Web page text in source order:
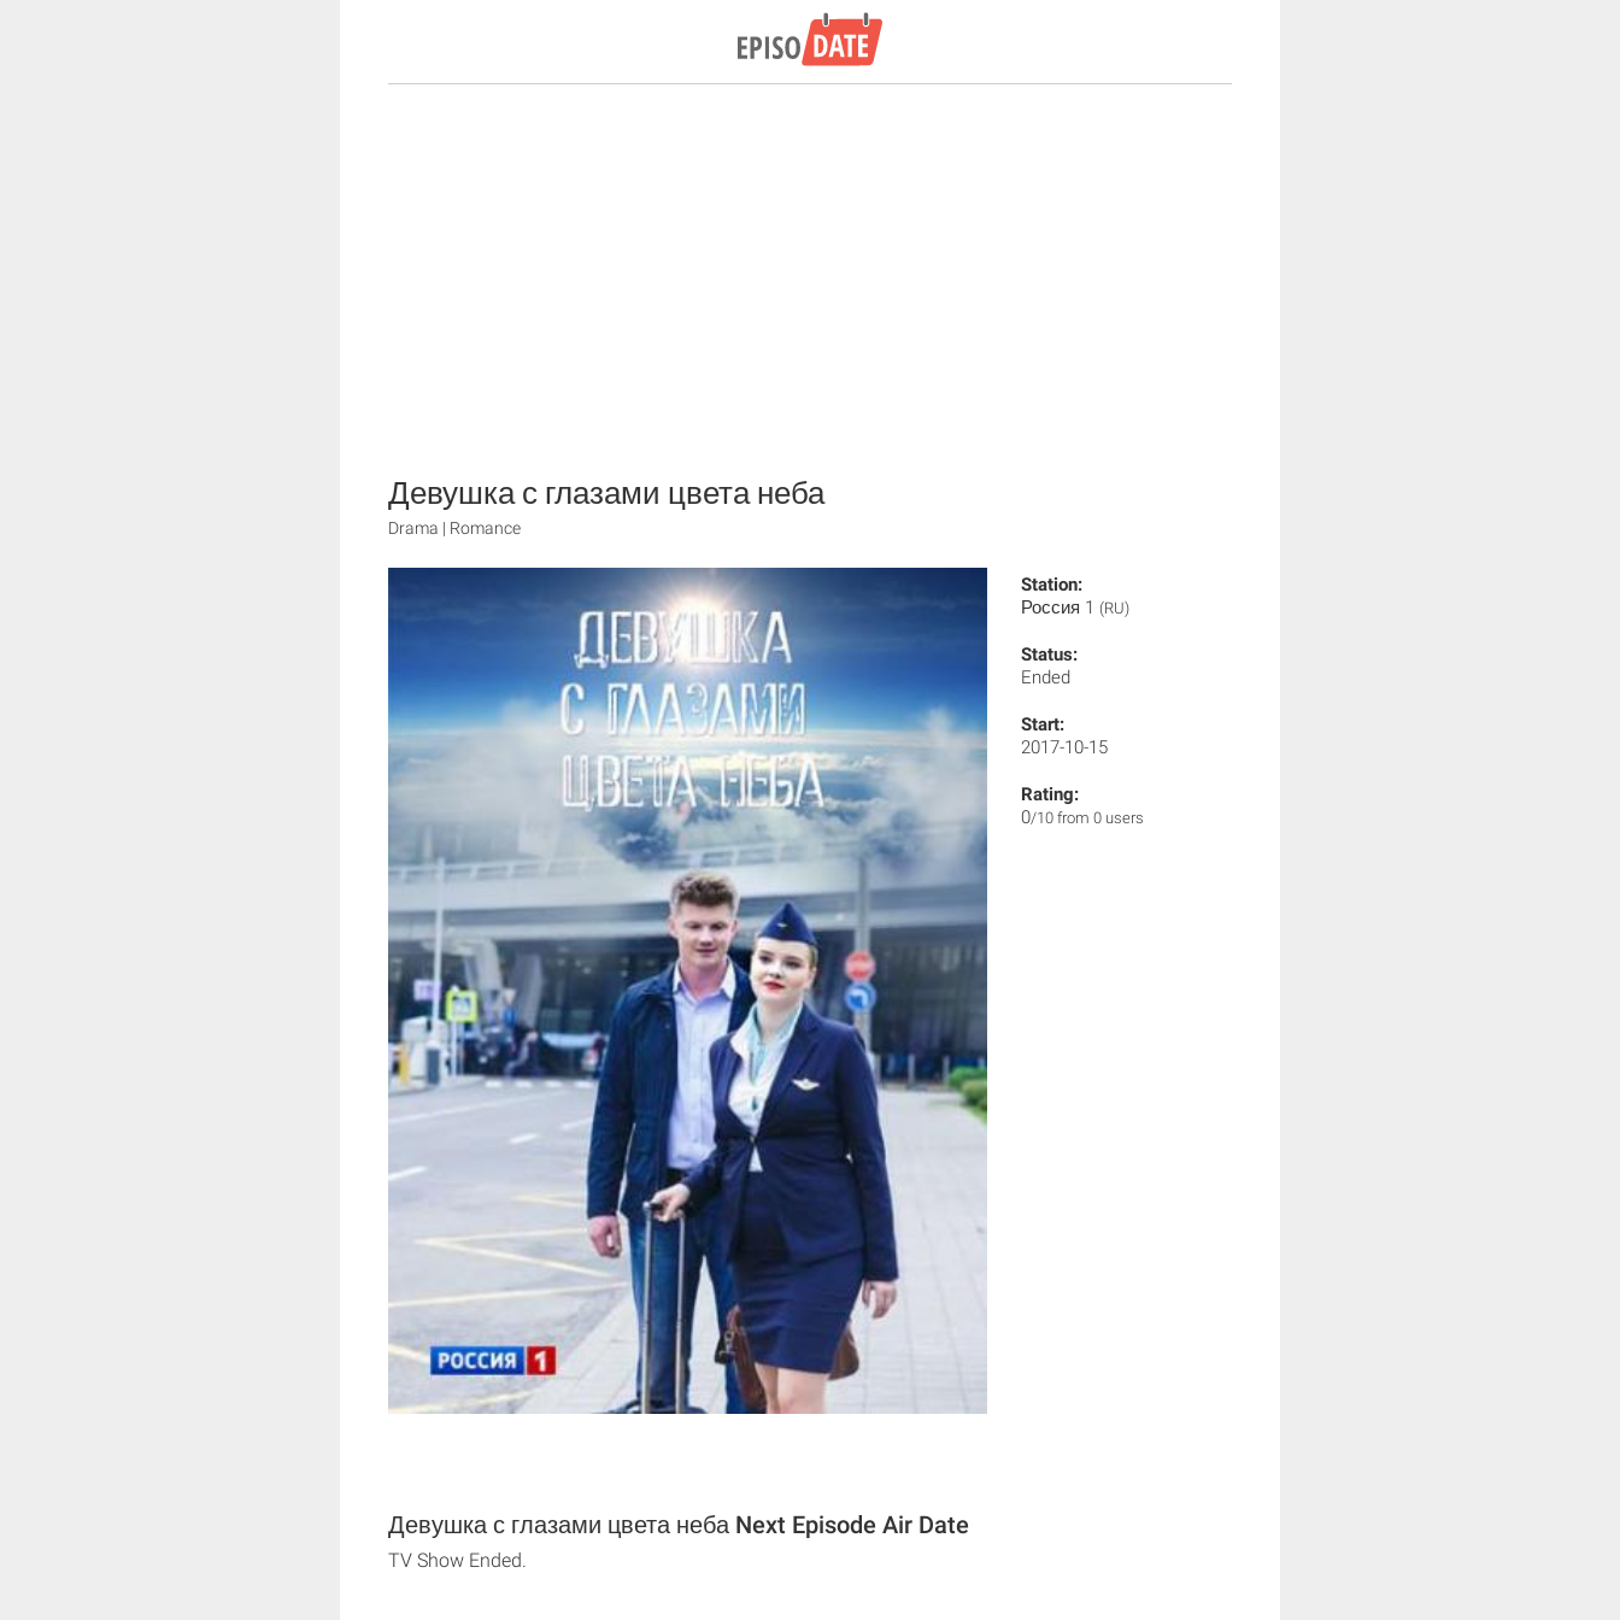
Девушка с глазами цвета неба
Drama | Romance
Station:
Россия 1 (RU)
Status:
Ended
Start:
2017-10-15
Rating:
0/10 from 0 users
Девушка с глазами цвета неба Next Episode Air Date
TV Show Ended.